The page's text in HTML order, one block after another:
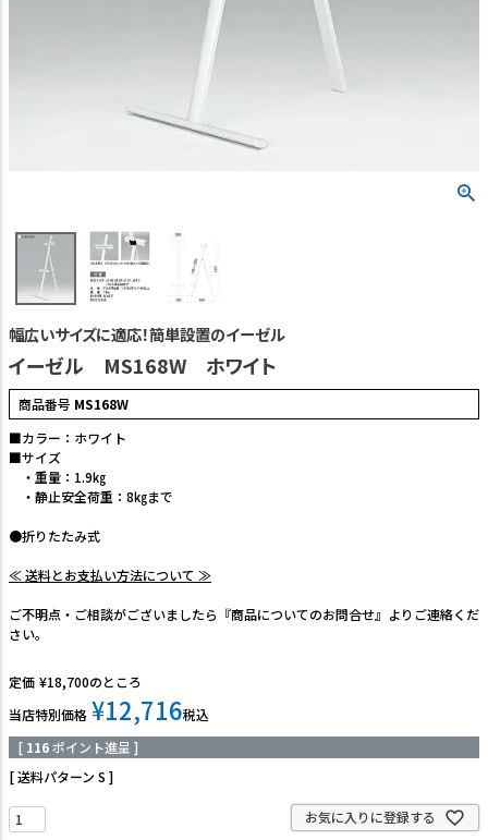
カテゴリーから選ぶ
業種・用途から選ぶ
用語集
特定商取引法表示
ご利用ガイド
幅広いサイズに適応！簡単設置のイーゼル
イーゼル MS168W ホワイト
商品番号 MS168W
■カラー：ホワイト
■サイズ
・重量：1.9㎏
・静止安全荷重：8㎏まで
●折りたたみ式
≪ 送料とお支払い方法について ≫
ご不明点・ご相談がございましたら『商品についてのお問合せ』よりご連絡くだ
さい。
定価 ¥18,700のところ
当店特別価格 ¥12,716税込
[ 116ポイント進呈 ]
送料パターン S
お気に入りに登録する